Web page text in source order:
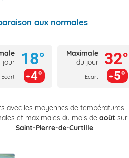
aux normales
jour
Ecart
18°
4°
Maximale
du jour
Ecart
32°
5°
avec les moyennes de températures
et maximales du mois de août sur
Saint-Pierre-de-Curtille